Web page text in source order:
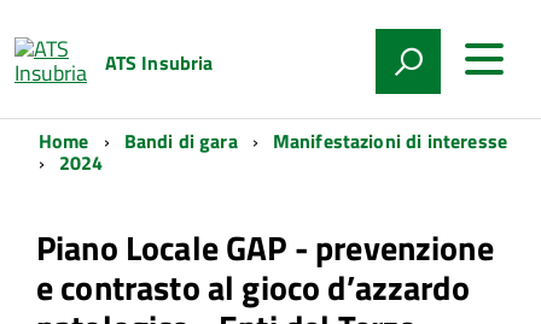
ATS Insubria
Home Bandi di gara Manifestazioni di interesse
2024
Piano Locale GAP - prevenzione
e contrasto al gioco d’azzardo